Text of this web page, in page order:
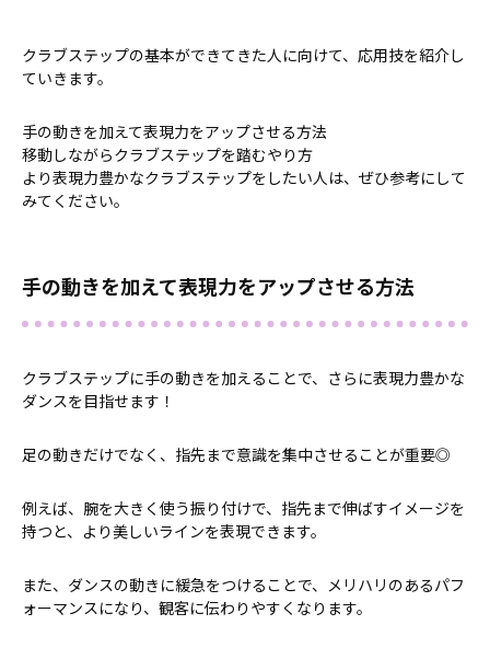
クラブステップの基本ができてきた人に向けて、応用技を紹介し
ていきます。
手の動きを加えて表現力をアップさせる方法
移動しながらクラブステップを踏むやり方
より表現力豊かなクラブステップをしたい人は、ぜひ参考にして
みてください。
手の動きを加えて表現力をアップさせる方法
クラブステップに手の動きを加えることで、さらに表現力豊かな
ダンスを目指せます！
足の動きだけでなく、指先まで意識を集中させることが重要◎
例えば、腕を大きく使う振り付けで、指先まで伸ばすイメージを
持つと、より美しいラインを表現できます。
また、ダンスの動きに緩急をつけることで、メリハリのあるパフ
ォーマンスになり、観客に伝わりやすくなります。